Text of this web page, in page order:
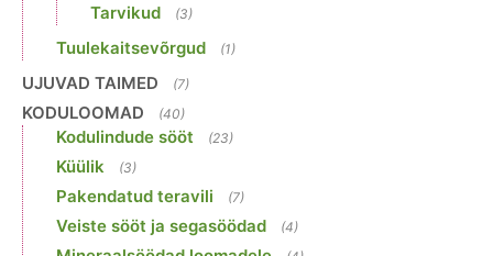
Tarvikud (3)
Tuulekaitsevõrgud (1)
UJUVAD TAIMED (7)
KODULOOMAD (40)
Kodulindude sööt (23)
Küülik (3)
Pakendatud teravili (7)
Veiste sööt ja segasöödad (4)